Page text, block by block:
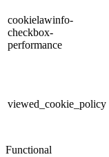
cookielawinfo-
checkbox-
performance
viewed_cookie_policy
Functional